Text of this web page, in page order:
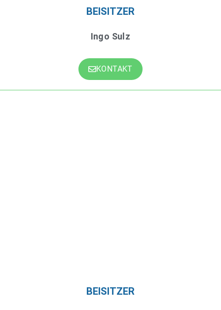
BEISITZER
Ingo Sulz
KONTAKT
BEISITZER